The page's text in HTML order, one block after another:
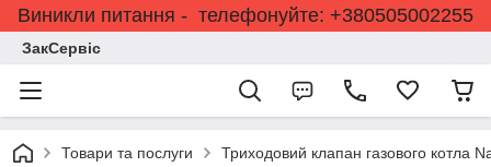
Виникли питання - телефонуйте: +380505002255
ЗакСервіс
Товари та послуги Триходовий клапан газового котла